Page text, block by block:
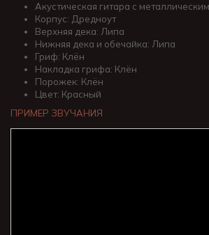
Акустическая гитара с
Корпус: Дредноут
Верхняя дека: Липа
Нижняя дека и обечайка: Липа
Гриф: Клён
Накладка грифа: Клён
Порожек: Клён
Цвет: Красный
ПРИМЕР ЗВУЧАНИЯ